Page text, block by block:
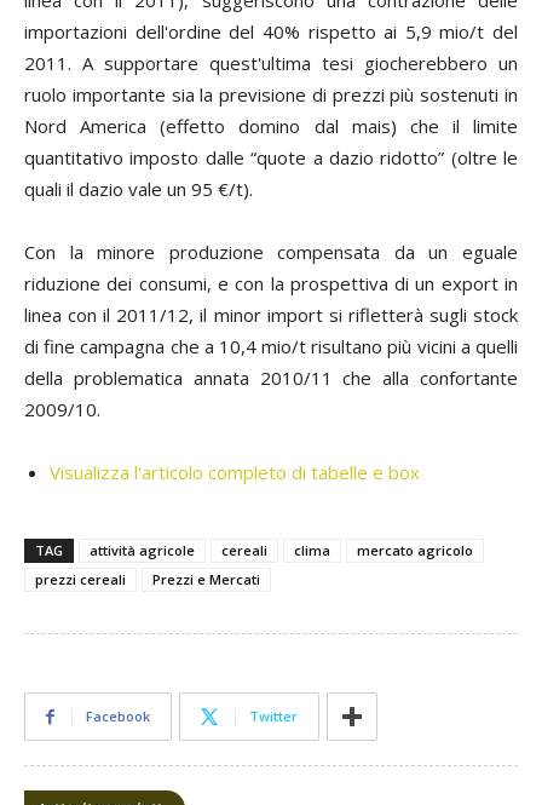
importazioni dell'ordine del 40% rispetto ai 5,9 mio/t del
2011. A supportare quest'ultima tesi giocherebbero un
ruolo importante sia la previsione di prezzi più sostenuti in
Nord America (effetto domino dal mais) che il limite
quantitativo imposto dalle “quote a dazio ridotto” (oltre le
quali il dazio vale un 95 €/t).
Con la minore produzione compensata da un eguale
riduzione dei consumi, e con la prospettiva di un export in
linea con il 2011/12, il minor import si rifletterà sugli stock
di fine campagna che a 10,4 mio/t risultano più vicini a quelli
della problematica annata 2010/11 che alla confortante
2009/10.
Visualizza l'articolo completo di tabelle e box
TAG attività agricole cereali clima
mercato agricolo
prezzi cereali
Prezzi e Mercati
Facebook Twitter